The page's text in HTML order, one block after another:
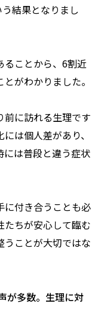
結果となりまし
ることから、6割近
がわかりました。
前に訪れる生理です
は個人差があり、
には普段と違う症状
に付き合うことも必
たちが安心して臨む
うことが大切ではな
が多数。生理に対